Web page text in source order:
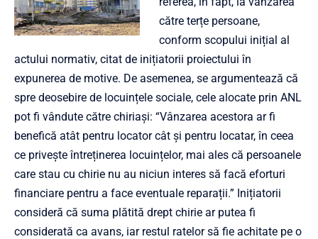
către terțe persoane,
conform scopului inițial al
actului normativ, citat de inițiatorii proiectului în
expunerea de motive. De asemenea, se argumentează că
spre deosebire de locuințele sociale, cele alocate prin ANL
pot fi vândute către chiriași: “Vânzarea acestora ar fi
benefică atât pentru locator cât și pentru locatar, în ceea
ce privește întreținerea locuințelor, mai ales că persoanele
care stau cu chirie nu au niciun interes să facă eforturi
financiare pentru a face eventuale reparații.” Inițiatorii
consideră că suma plătită drept chirie ar putea fi
considerată ca avans, iar restul ratelor să fie achitate pe o